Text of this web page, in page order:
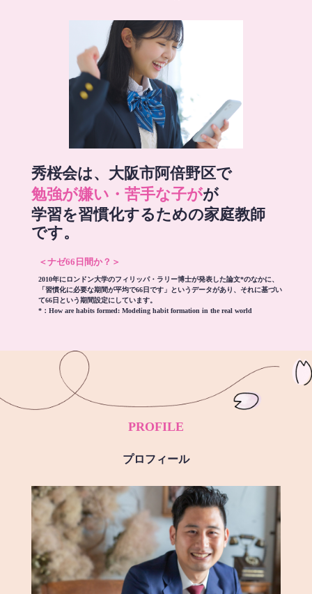
秀桜会は、大阪市阿倍野区で
勉強が嫌い・苦手な子がが
学習を習慣化するための家庭教師
です。
＜ナゼ66日間か？＞
2010年にロンドン大学のフィリッパ・ラリー博士が発表した論文*のなかに、
「習慣化に必要な期間が平均で66日です」というデータがあり、それに基づい
て66日という期間設定にしています。
*： How are habits formed: Modeling habit formation in the real world
PROFILE
プロフィール